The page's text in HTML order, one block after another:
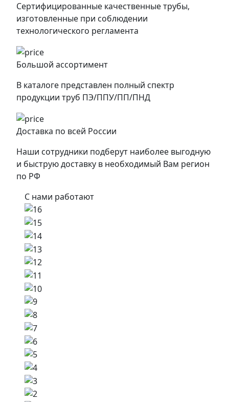
Сертифицированные качественные трубы,
изготовленные при соблюдении
технологического регламента
Большой ассортимент
В каталоге представлен полный спектр
продукции труб ПЭ/ППУ/ПП/ПНД
Доставка по всей России
Наши сотрудники подберут наиболее выгодную
и быструю доставку в необходимый Вам регион
по РФ
С нами работают